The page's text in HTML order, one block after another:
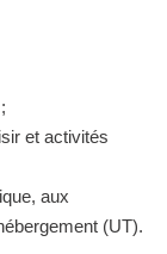
et activités
aux
(UT).